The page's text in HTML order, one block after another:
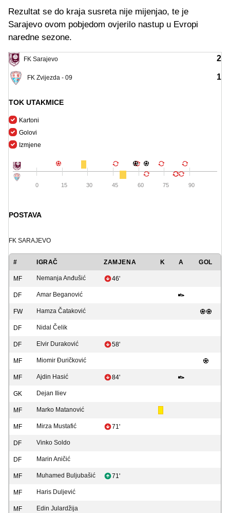
Rezultat se do kraja susreta nije mijenjao, te je
Sarajevo ovom pobjedom ovjerilo nastup u Evropi
naredne sezone.
FK Sarajevo
FK Zvijezda - 09
2
1
TOK UTAKMICE
Kartoni
Golovi
Izmjene
0 15 30 45 60 75 90
POSTAVA
FK SARAJEVO
# IGRAČ ZAMJENA K A GOL
MF Nemanja Anđušić 46'
DF Amar Beganović
FW Hamza Čataković
DF Nidal Čelik
DF Elvir Duraković 58'
MF Miomir Đuričković
MF Ajdin Hasić 84'
GK Dejan Iliev
MF Marko Matanović
MF Mirza Mustafić 71'
DF Vinko Soldo
DF Marin Aničić
MF Muhamed Buljubašić 71'
MF Haris Duljević
MF Edin Julardžija